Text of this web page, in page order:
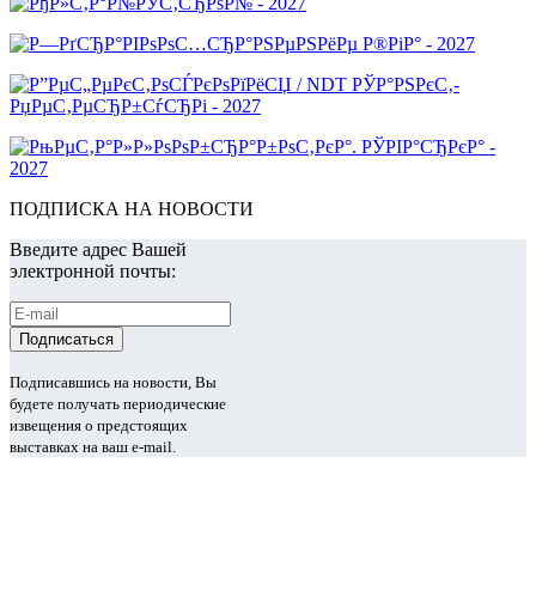
ПОДПИСКА НА НОВОСТИ
Введите адрес Вашей
электронной почты:
Подписавшись на новости, Вы
будете получать периодические
извещения о предстоящих
выставках на ваш e-mail.